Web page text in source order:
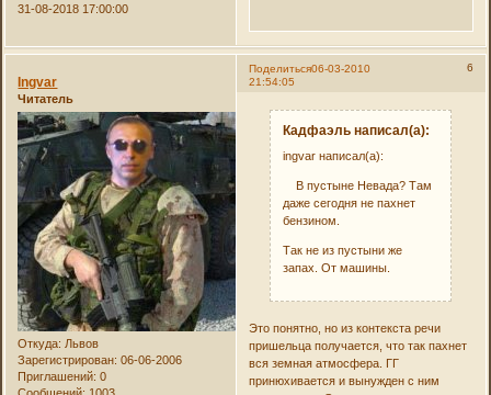
31-08-2018 17:00:00
Поделиться 6
06-03-2010
21:54:05
Ingvar
Читатель
Откуда: Львов
Зарегистрирован: 06-06-2006
Приглашений: 0
Кадфаэль написал(а):
ingvar написал(а):
В пустыне Невада? Там
даже сегодня не пахнет
бензином.
Так не из пустыни же
запах. От машины.
Это понятно, но из контекста речи
пришельца получается, что так пахнет
вся земная атмосфера. ГГ
принюхивается и вынужден с ним